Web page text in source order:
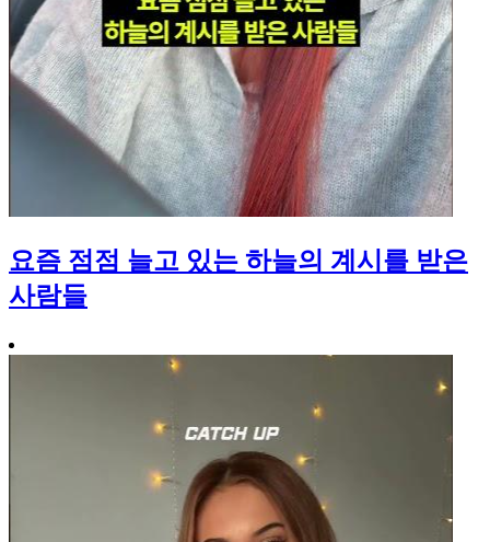
요즘 점점 늘고 있는 하늘의 계시를 받은
사람들